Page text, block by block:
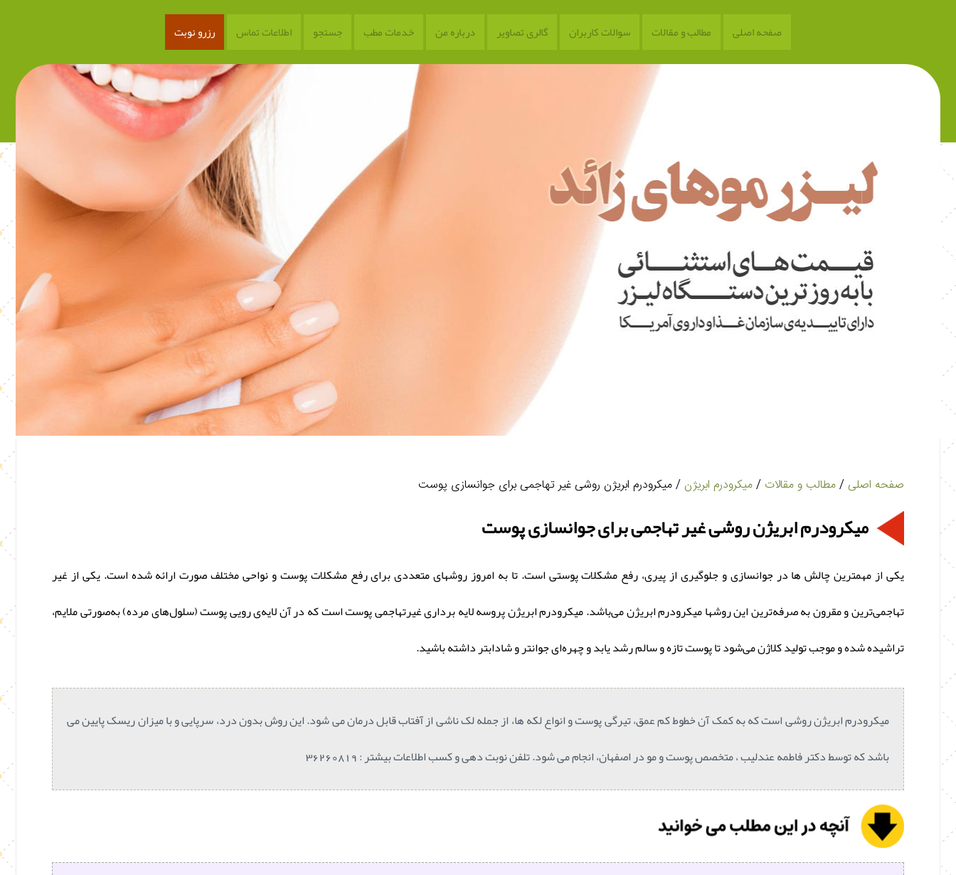
صفحه اصلی مطالب و مقالات سوالات کاربران گالری تصاویر درباره من خدمات مطب جستجو اطلاعات تماس رزرو نوبت
صفحه اصلی / مطالب و مقالات / میکرودرم ابریژن / میکرودرم ابریژن روشی غیر تهاجمی برای جوانسازی پوست
میکرودرم ابریژن روشی غیر تهاجمی برای جوانسازی پوست
یکی از مهمترین چالش‌ ها در جوانسازی و جلوگیری از پیری، رفع مشکلات پوستی است. تا به امروز روشهای متعددی برای رفع مشکلات پوست و نواحی مختلف صورت ارائه شده است. یکی از غیر
تهاجمی‌ترین و مقرون به صرفه‌ترین این روشها میکرودرم ابریژن می‌باشد. میکرودرم ابریژن پروسه‌ لایه ‌برداری غیرتهاجمی پوست است که در آن لایه‌ی رویی پوست (سلول‌های مرده) به‌صورتی ملایم،
تراشیده شده و موجب تولید کلاژن می‌شود تا پوست تازه و سالم رشد یابد و چهره‌ای جوانتر و شادابتر داشته باشید.
میکرودرم ابریژن روشی است که به کمک آن خطوط کم عمق، تیرگی پوست و انواع لکه ها، از جمله لک ناشی از آفتاب قابل درمان می شود. این روش بدون درد، سرپایی و با میزان ریسک پایین می
باشد که توسط دکتر فاطمه عندلیب ، متخصص پوست و مو در اصفهان، انجام می شود. تلفن نوبت دهی و کسب اطلاعات بیشتر : 36260819